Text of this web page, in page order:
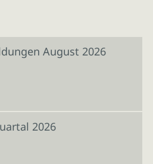
August 2026
2026